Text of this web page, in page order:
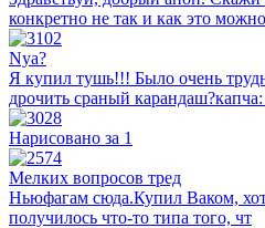
конкретно не так и как это
Nya?
Я купил тушь!!! Было очень
дpoчить cpaный
Нарисовано за 1
Мелких вопросов тред
Ньюфагам сюда.Купил Ваком,
получилось что-то типа того, чт